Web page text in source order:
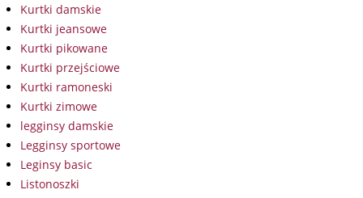
Kurtki damskie
Kurtki jeansowe
Kurtki pikowane
Kurtki przejściowe
Kurtki ramoneski
Kurtki zimowe
legginsy damskie
Legginsy sportowe
Leginsy basic
Listonoszki